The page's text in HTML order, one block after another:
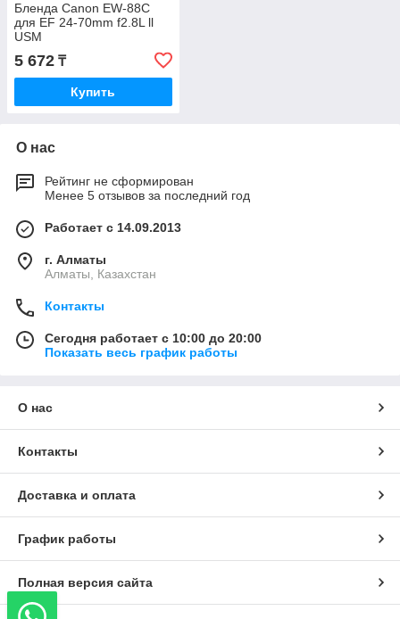
Бленда Canon EW-88C
для EF 24-70mm f2.8L ll
USM
5 672 ₸
Купить
О нас
Рейтинг не сформирован
Менее 5 отзывов за последний год
Работает с 14.09.2013
г. Алматы
Алматы, Казахстан
Контакты
Сегодня работает с 10:00 до 20:00
Показать весь график работы
О нас
Контакты
Доставка и оплата
График работы
Полная версия сайта